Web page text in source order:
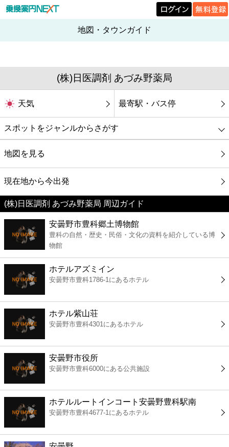
地図・タウンガイド
(株)日医調剤 あづみ野薬局
天気 最寄駅・バス停
スポットをジャンルからさがす
グルメ
映画
美容
コンビニ
薬局
エンタメ
レジャー
書店
ファミレス
地図を見る
現在地から今出発
(株)日医調剤 あづみ野薬局 周辺ガイド
安曇野市豊科郷土博物館
豊科の自然・歴史・民俗・文化の資料を紹介している博
物館
ホテルアズミイン
安曇野市豊科1786-1にあるホテル
ホテル紫山荘
安曇野市豊科4301にあるホテル
安曇野市役所
安曇野市豊科6000にある公共施設
ホテルルートインコート安曇野豊科駅南
安曇野市豊科4677-1にあるホテル